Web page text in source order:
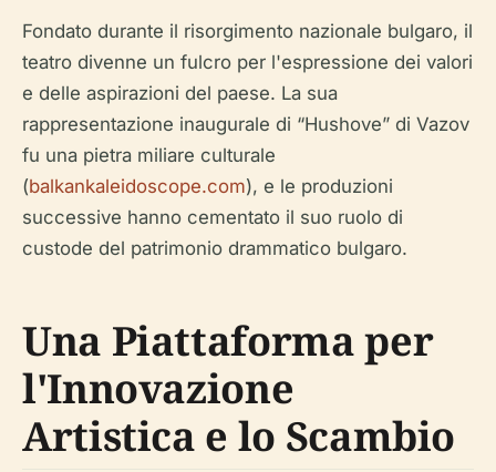
Fondato durante il risorgimento nazionale bulgaro, il
teatro divenne un fulcro per l'espressione dei valori
e delle aspirazioni del paese. La sua
rappresentazione inaugurale di “Hushove” di Vazov
fu una pietra miliare culturale
(balkankaleidoscope.com), e le produzioni
successive hanno cementato il suo ruolo di
custode del patrimonio drammatico bulgaro.
Una Piattaforma per
l'Innovazione
Artistica e lo Scambio